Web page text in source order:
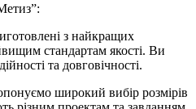
з найкращих
стандартам якості. Ви
та довговічності.
широкий вибір розмірів